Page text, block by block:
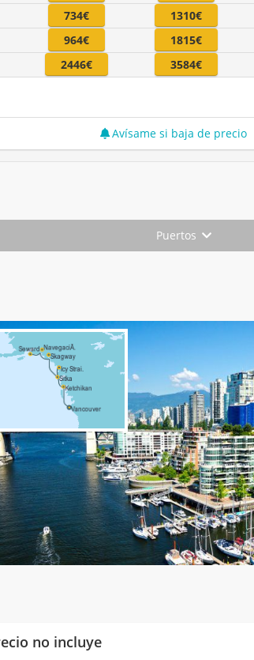
734€ 1310€
964€ 1815€
2446€ 3584€
Avísame si baja de precio
Puertos
no incluye